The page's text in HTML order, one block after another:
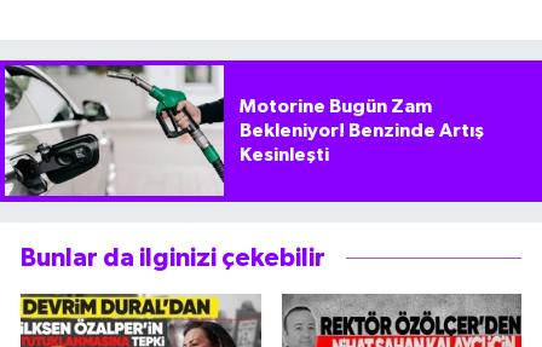
Motorine Bugün Zam
Bekleniyor! Benzinde Artış
Kesinleşti
Bunlar da ilginizi çekebilir